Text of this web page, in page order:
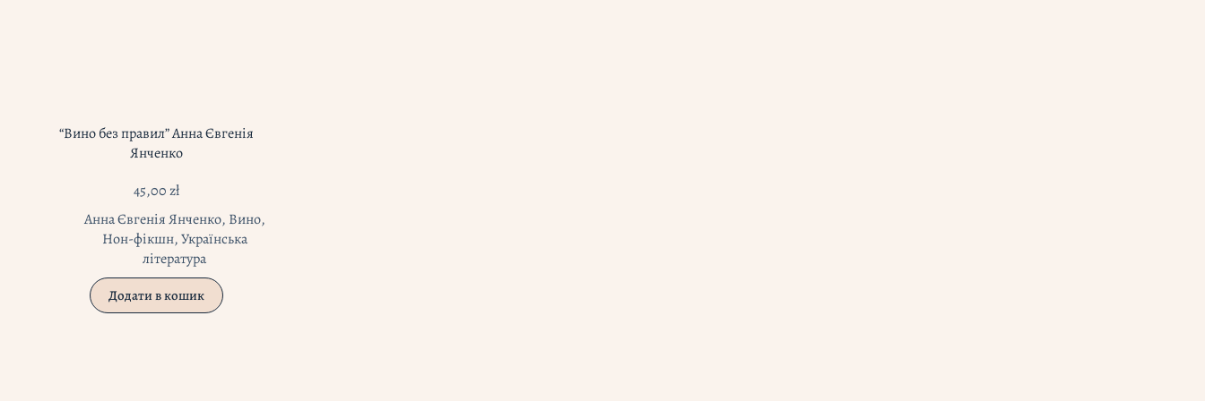
“Вино без правил” Анна Євгенія
Янченко
45,00zł
Анна Євгенія Янченко, Вино,
Нон-фікшн,Українська
література
Додати в кошик